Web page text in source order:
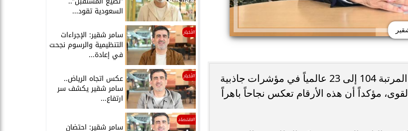
وصف سامر شقير صعود السعودية الصاروخي من المرتبة 104 إلى 23 عالمياً في مؤشرات جاذبية
مؤكداً أن هذه الأرقام تعكس نجاحاً باهراً
السعودية تقود...
الأخبار سامر شقير: الإجراءات
التنظيمية والرسوم نجحت
في إعادة...
الأخبار عكس اتجاه الرياض..
سامر شقير يكشف سر
ارتفاع...
الاقتصاد
سامر شقير: احتضان